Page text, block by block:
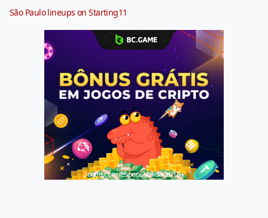
São Paulo lineups on Starting11
Jogue com responsabilidade. 18+